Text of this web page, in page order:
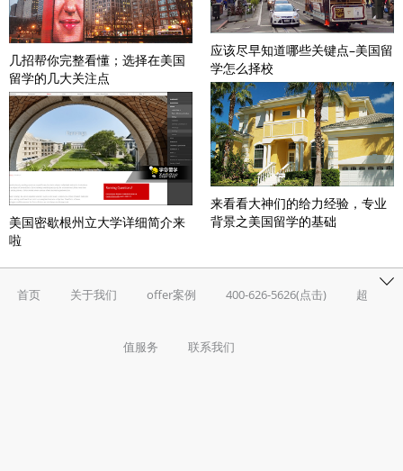
几招帮你完整看懂；选择在美国
留学的几大关注点
美国密歇根州立大学详细简介来
啦
应该尽早知道哪些关键点–美国留
学怎么择校
来看看大神们的给力经验，专业
背景之美国留学的基础
首页 关于我们 offer案例 400-626-5626(点击) 超
值服务 联系我们